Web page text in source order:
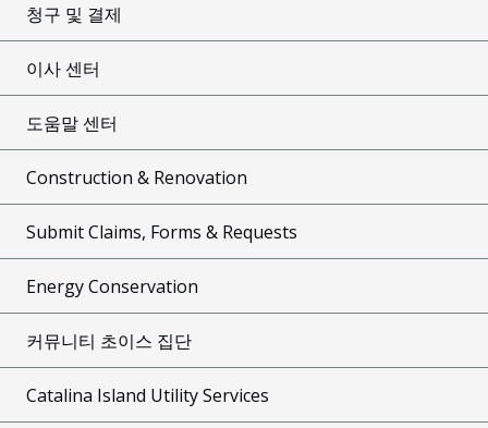
청구 및 결제
이사 센터
도움말 센터
Construction & Renovation
Submit Claims, Forms & Requests
Energy Conservation
커뮤니티 초이스 집단
Catalina Island Utility Services